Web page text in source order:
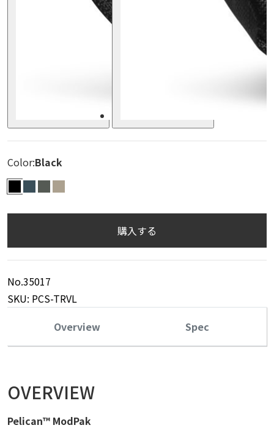
Color:Black
BLKINDGCHARSAND
購入する
No.35017
SKU: PCS-TRVL
Overview
Spec
OVERVIEW
Pelican™ ModPak